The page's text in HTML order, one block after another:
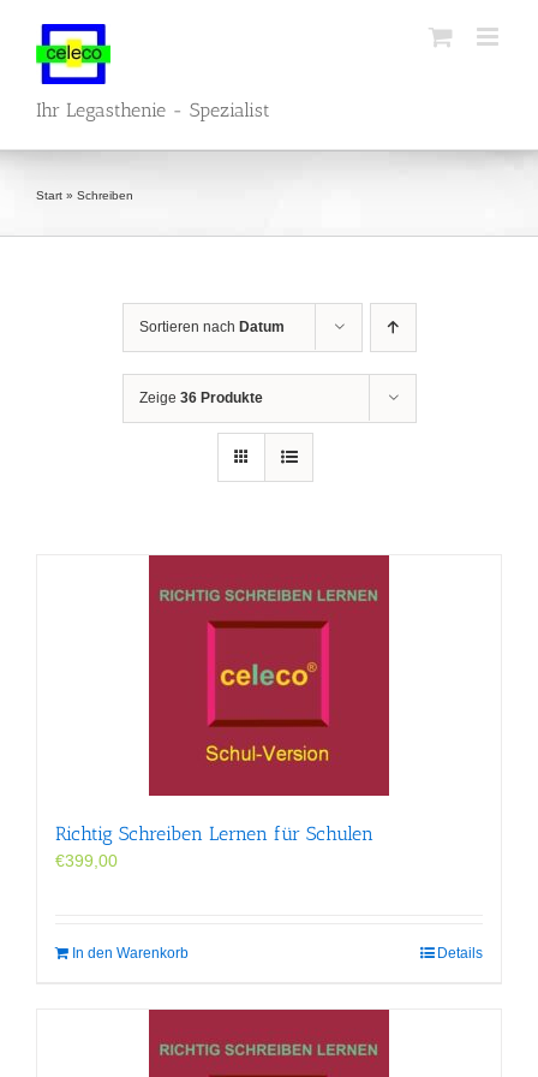
springen
Ihr Legasthenie - Spezialist
Start » Schreiben
Sortieren nach Datum
Zeige 36 Produkte
Richtig Schreiben Lernen für Schulen
€399,00
In den Warenkorb Details